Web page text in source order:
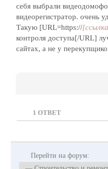
себя выбрали
видеорегистратор. очень
Такую [URL=https://
контроля доступа[/URL]
сайтах, а не у
1 ОТВЕТ
Перейти на форум: